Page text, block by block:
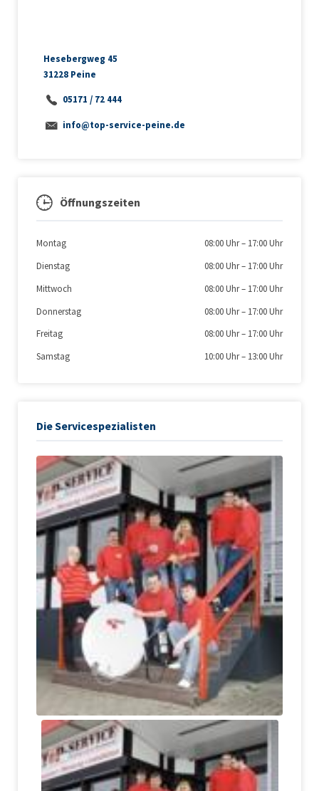
Hesebergweg 45
31228 Peine
05171 / 72 444
info@top-service-peine.de
Öffnungszeiten
Montag 08:00 Uhr– 17:00 Uhr
Dienstag
08:00 Uhr– 17:00 Uhr
Mittwoch
08:00 Uhr– 17:00 Uhr
Donnerstag
08:00 Uhr– 17:00 Uhr
Freitag
08:00 Uhr– 17:00 Uhr
Samstag
10:00 Uhr– 13:00 Uhr
Die Servicespezialisten